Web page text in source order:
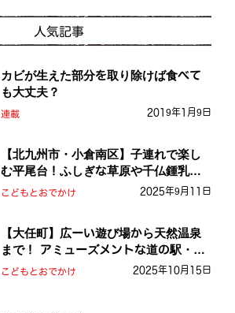
人気記事
カビが生えた部分を取り除けば食べて
も大丈夫？
連載 2019年1月9日
【北九州市・小倉南区】子連れで楽し
む平尾台！ふしぎな草原や千仏鍾乳洞
を探検しよう！
こどもとおでかけ 2025年9月11日
【大任町】広ーい遊び場から天然温泉
まで！ アミューズメントな道の駅・お
おとう桜街道
こどもとおでかけ 2025年10月15日